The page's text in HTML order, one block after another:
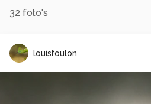
32 foto's
louisfoulon